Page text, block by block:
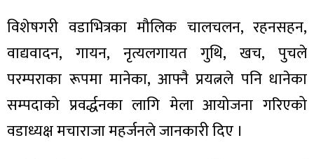
विशेषगरी वडाभित्रका मौलिक चालचलन, रहनसहन,
वाद्यवादन, गायन, नृत्यलगायत गुथि, खच, पुचले
परम्पराका रूपमा मानेका, आफ्नै प्रयत्नले पनि धानेका
सम्पदाको प्रवर्द्धनका लागि मेला आयोजना गरिएको
वडाध्यक्ष मचाराजा महर्जनले जानकारी दिए ।